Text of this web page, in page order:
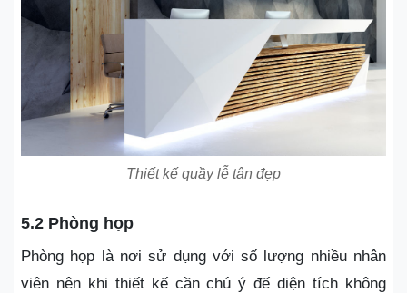
Thiết kế quầy lễ tân đẹp
5.2 Phòng họp
Phòng họp là nơi sử dụng với số lượng nhiều nhân
viên nên khi thiết kế cần chú ý đế diện tích không